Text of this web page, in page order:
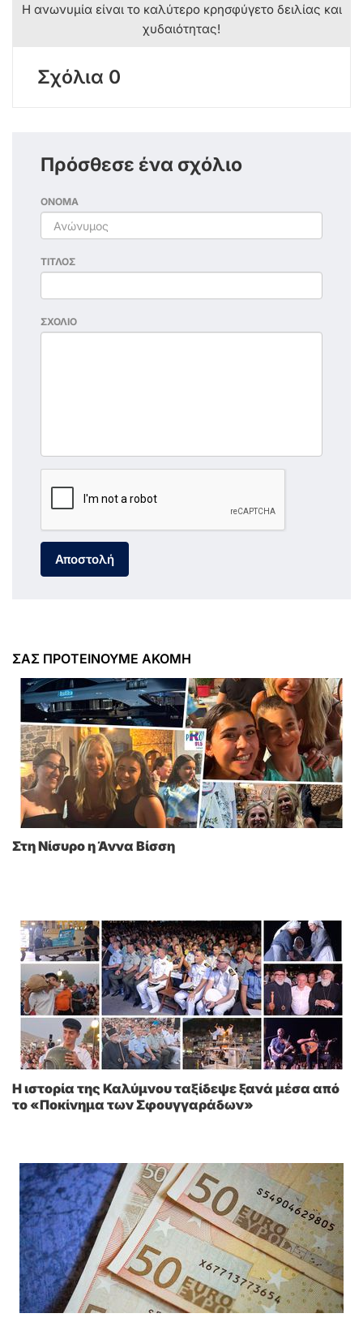
Η ανωνυμία είναι το καλύτερο κρησφύγετο δειλίας και
χυδαιότητας!
Σχόλια 0
Πρόσθεσε ένα σχόλιο
ΟΝΟΜΑ
ΤΙΤΛΟΣ
ΣΧΟΛΙΟ
Αποστολή
ΣΑΣ ΠΡΟΤΕΙΝΟΥΜΕ ΑΚΟΜΗ
Στη Νίσυρο η Άννα Βίσση
Η ιστορία της Καλύμνου ταξίδεψε ξανά μέσα από
το «Ποκίνημα των Σφουγγαράδων»